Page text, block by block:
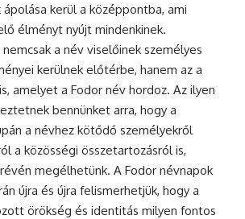
ápolása kerül a középpontba, ami
élményt nyújt mindenkinek.
nemcsak a név viselőinek személyes
kerülnek előtérbe, hanem az a
amelyet a Fodor név hordoz. Az ilyen
bennünket arra, hogy a
a névhez kötődő személyekről
a közösségi összetartozásról is,
megélhetünk. A Fodor névnapok
újra és újra felismerhetjük, hogy a
örökség és identitás milyen fontos